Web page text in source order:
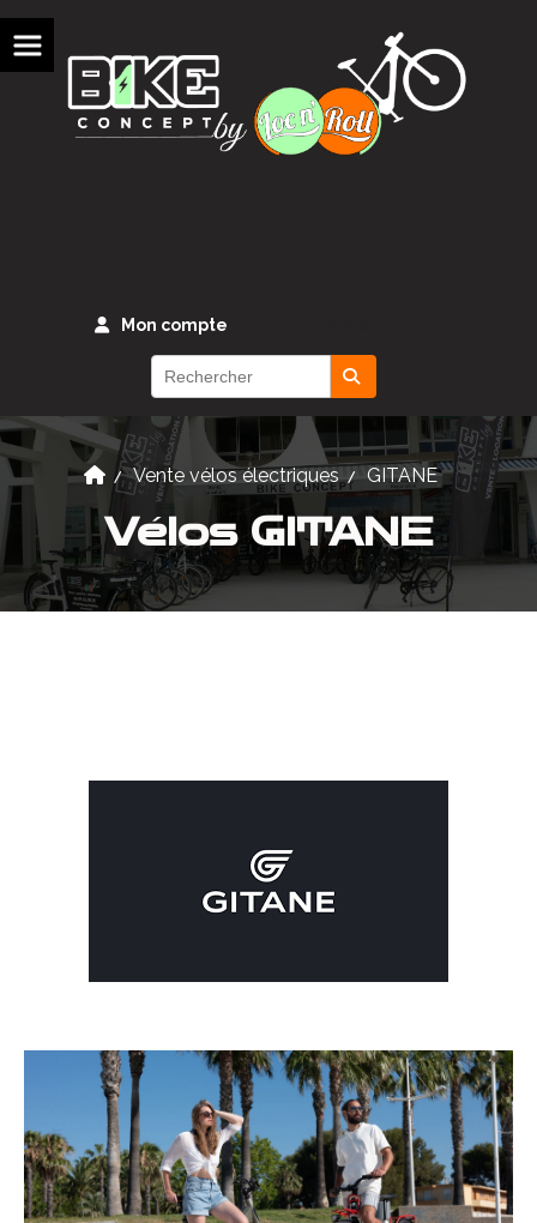
Mon compte
Vente vélos électriques GITANE
Vélos GITANE